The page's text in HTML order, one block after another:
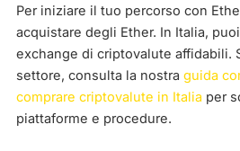
Per iniziare il tuo percorso con
acquistare degli Ether. In Italia,
exchange di criptovalute affidabili.
settore, consulta la nostra guida
comprare criptovalute in Italia per
piattaforme e procedure.